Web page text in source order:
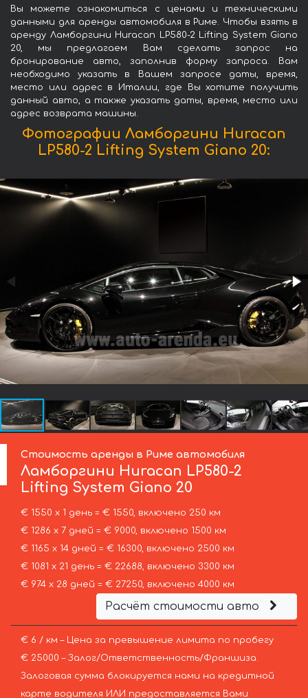
Вы можете ознакомиться с ценами и техническими
данными для аренды автомобиля в Риме. Чтобы взять в
аренду Ламборгини Huracan LP580-2 Lifting System Giano
20, мы предлагаем Вам сделать запрос на
бронирование авто, заполнив форму запроса. Вам
необходимо указать в Вашем запросе даты, время,
место или адрес в Италии, где Вы хотите получить
данный авто, а также указать даты, время, место или
адрес возврата машины.
Фотографии Ламборгини Huracan
LP580-2 Lifting System Giano 20:
Стоимость аренды в Риме автомобиля
Ламборгини Huracan LP580-2
Lifting System Giano 20
€ 1550 х 1 день = € 1550, включено 250 км
€ 1286 х 7 дней = € 9000, включено 1500 км
€ 1165 х 14 дней = € 16300, включено 2500 км
€ 1081 х 21 день = € 22688, включено 3300 км
€ 974 х 28 дней = € 27250, включено 4000 км
Расчёт стоимости авто
€ 6 / км – Цена за превышение лимита по пробегу
€ 25000 – Залог/Ответственность/Франшиза.
Залоговая сумма блокируется нами на кредитной
карте водителя ИЛИ предоставляется Вами